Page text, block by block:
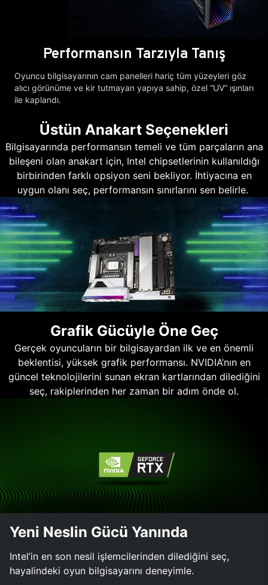
Performansın Tarzıyla Tanış
Oyuncu bilgisayarının cam panelleri hariç tüm yüzeyleri göz
alıcı görünüme ve kir tutmayan yapıya sahip, özel “UV” ışınları
ile kaplandı.
Üstün Anakart Seçenekleri
Bilgisayarında performansın temeli ve tüm parçaların ana
bileşeni olan anakart için, Intel chipsetlerinin kullanıldığı
birbirinden farklı opsiyon seni bekliyor. İhtiyacına en
uygun olanı seç, performansın sınırlarını sen belirle.
Grafik Gücüyle Öne Geç
Gerçek oyuncuların bir bilgisayardan ilk ve en önemli
beklentisi, yüksek grafik performansı. NVIDIA’nın en
güncel teknolojilerini sunan ekran kartlarından dilediğini
seç, rakiplerinden her zaman bir adım önde ol.
Yeni Neslin Gücü Yanında
Intel’in en son nesil işlemcilerinden dilediğini seç,
hayalindeki oyun bilgisayarını deneyimle.